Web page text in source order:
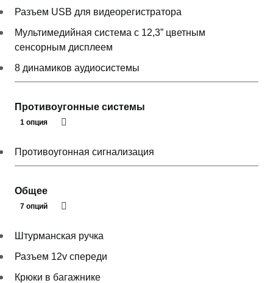
Разъем USB для видеорегистратора
Мультимедийная система с 12,3” цветным
сенсорным дисплеем
8 динамиков аудиосистемы
Противоугонные системы
1 опция
Противоугонная сигнализация
Общее
7 опций
Штурманская ручка
Разъем 12v спереди
Крюки в багажнике